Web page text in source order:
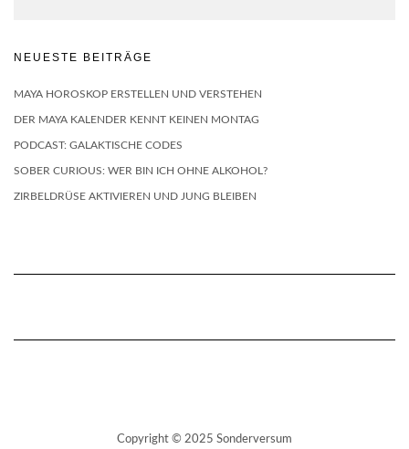
NEUESTE BEITRÄGE
MAYA HOROSKOP ERSTELLEN UND VERSTEHEN
DER MAYA KALENDER KENNT KEINEN MONTAG
PODCAST: GALAKTISCHE CODES
SOBER CURIOUS: WER BIN ICH OHNE ALKOHOL?
ZIRBELDRÜSE AKTIVIEREN UND JUNG BLEIBEN
Copyright © 2025 Sonderversum